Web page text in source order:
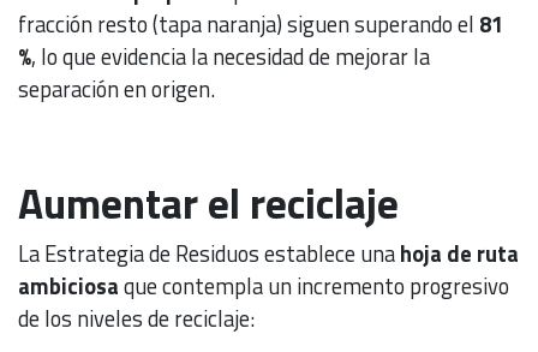
fracción resto (tapa naranja) siguen superando el 81
%, lo que evidencia la necesidad de mejorar la
separación en origen.
Aumentar el reciclaje
La Estrategia de Residuos establece unahoja de ruta
ambiciosaque contempla un incremento progresivo
de los niveles de reciclaje: